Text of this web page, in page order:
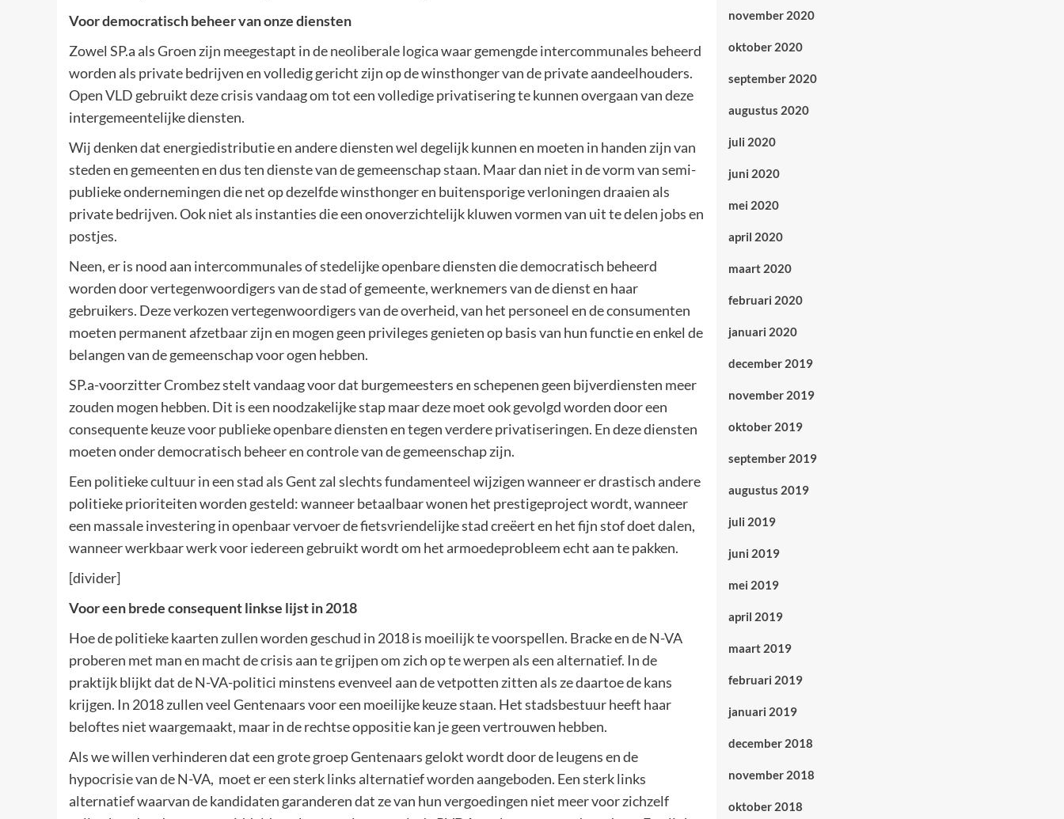
Voor democratisch beheer van onze diensten
Zowel SP.a als Groen zijn meegestapt in de neoliberale logica waar gemengde intercommunales beheerd
worden als private bedrijven en volledig gericht zijn op de winsthonger van de private aandeelhouders.
Open VLD gebruikt deze crisis vandaag om tot een volledige privatisering te kunnen overgaan van deze
intergemeentelijke diensten.
Wij denken dat energiedistributie en andere diensten wel degelijk kunnen en moeten in handen zijn van
steden en gemeenten en dus ten dienste van de gemeenschap staan. Maar dan niet in de vorm van semi-
publieke ondernemingen die net op dezelfde winsthonger en buitensporige verloningen draaien als
private bedrijven. Ook niet als instanties die een onoverzichtelijk kluwen vormen van uit te delen jobs en
postjes.
Neen, er is nood aan intercommunales of stedelijke openbare diensten die democratisch beheerd
worden door vertegenwoordigers van de stad of gemeente, werknemers van de dienst en haar
gebruikers. Deze verkozen vertegenwoordigers van de overheid, van het personeel en de consumenten
moeten permanent afzetbaar zijn en mogen geen privileges genieten op basis van hun functie en enkel de
belangen van de gemeenschap voor ogen hebben.
SP.a-voorzitter Crombez stelt vandaag voor dat burgemeesters en schepenen geen bijverdiensten meer
zouden mogen hebben. Dit is een noodzakelijke stap maar deze moet ook gevolgd worden door een
consequente keuze voor publieke openbare diensten en tegen verdere privatiseringen. En deze diensten
moeten onder democratisch beheer en controle van de gemeenschap zijn.
Een politieke cultuur in een stad als Gent zal slechts fundamenteel wijzigen wanneer er drastisch andere
politieke prioriteiten worden gesteld: wanneer betaalbaar wonen het prestigeproject wordt, wanneer
een massale investering in openbaar vervoer de fietsvriendelijke stad creëert en het fijn stof doet dalen,
wanneer werkbaar werk voor iedereen gebruikt wordt om het armoedeprobleem echt aan te pakken.
[divider]
Voor een brede consequent linkse lijst in 2018
Hoe de politieke kaarten zullen worden geschud in 2018 is moeilijk te voorspellen. Bracke en de N-VA
proberen met man en macht de crisis aan te grijpen om zich op te werpen als een alternatief. In de
praktijk blijkt dat de N-VA-politici minstens evenveel aan de vetpotten zitten als ze daartoe de kans
krijgen. In 2018 zullen veel Gentenaars voor een moeilijke keuze staan. Het stadsbestuur heeft haar
beloftes niet waargemaakt, maar in de rechtse oppositie kan je geen vertrouwen hebben.
Als we willen verhinderen dat een grote groep Gentenaars gelokt wordt door de leugens en de
hypocrisie van de N-VA, moet er een sterk links alternatief worden aangeboden. Een sterk links
alternatief waarvan de kandidaten garanderen dat ze van hun vergoedingen niet meer voor zichzelf
november 2020
oktober 2020
september 2020
augustus 2020
juli 2020
juni 2020
mei 2020
april 2020
maart 2020
februari 2020
januari 2020
december 2019
november 2019
oktober 2019
september 2019
augustus 2019
juli 2019
juni 2019
mei 2019
april 2019
maart 2019
februari 2019
januari 2019
december 2018
november 2018
oktober 2018